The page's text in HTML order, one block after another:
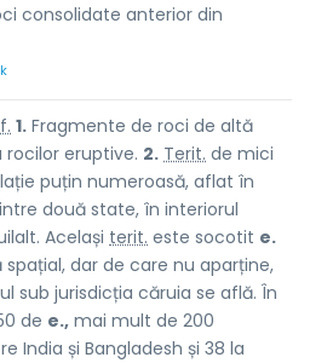
consolidate anterior din
1. Fragmente de roci de altă
eruptive. 2. Terit. de mici
puțin numeroasă, aflat în
două state, în interiorul
Același terit. este socotit e.
dar de care nu aparține,
sub jurisdicția căruia se află. În
de e., mai mult de 200
India și Bangladesh și 38 la